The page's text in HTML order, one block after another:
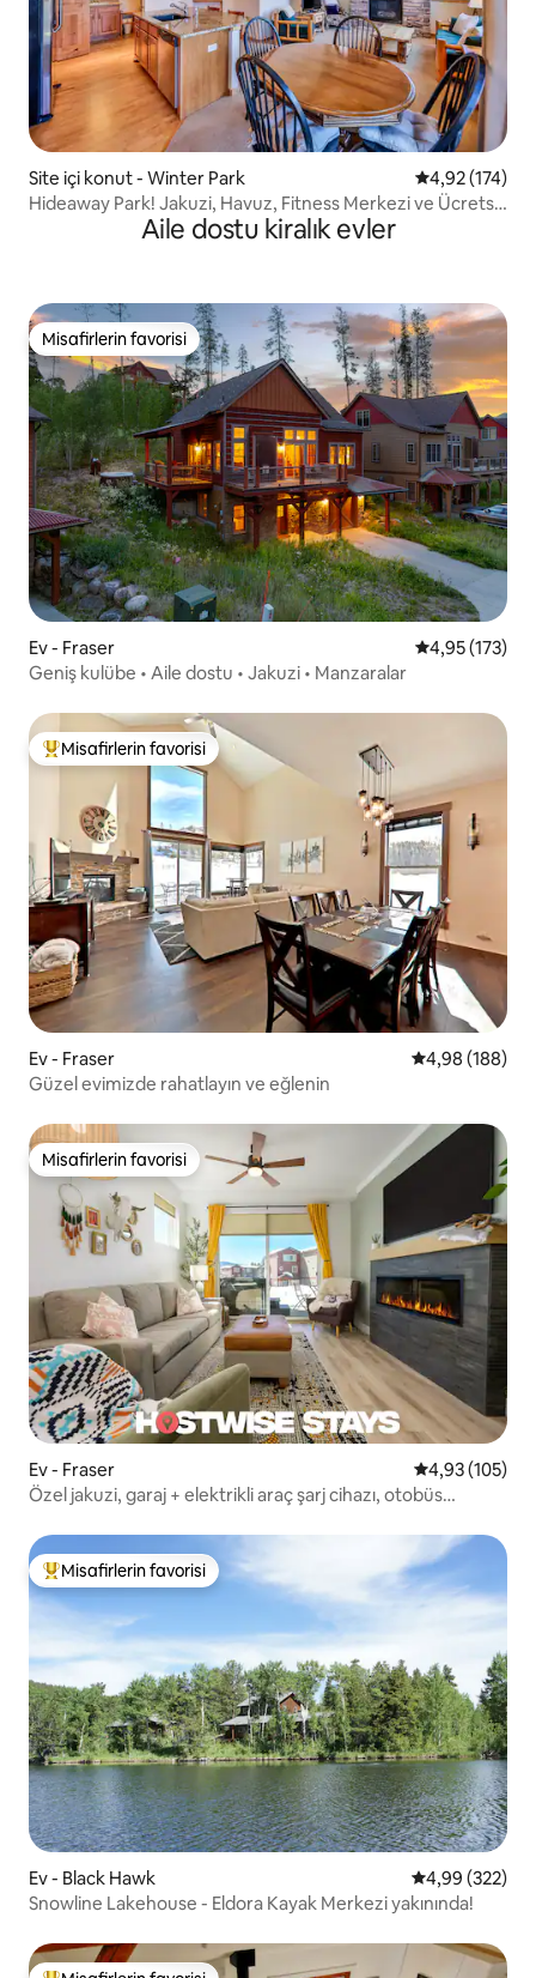
Site içi konut - Winter Park 5 üzerinden
4,92 (174)
Hideaway Park! Jakuzi, Havuz, Fitness Merkezi ve Ücretsiz
Aile dostu kiralık evler
Misafirlerin favorisi
Misafirlerin favorisi
Ev - Fraser 5 üzerinden
4,95 (173)
Geniş kulübe • Aile dostu • Jakuzi • Manzaralar
Misafirlerin favorilerinden en beğenilenler arasında
Misafirlerin favorisi
Ev - Fraser 5 üzerinden
4,98 (188)
Güzel evimizde rahatlayın ve eğlenin
Misafirlerin favorisi
Misafirlerin favorisi
Ev - Fraser 5 üzerinden
4,93 (105)
Özel jakuzi, garaj + elektrikli araç şarj cihazı, otobüs
Misafirlerin favorilerinden en beğenilenler arasında
Misafirlerin favorisi
Ev - Black Hawk 5 üzerinden
4,99 (322)
Snowline Lakehouse - Eldora Kayak Merkezi yakınında!